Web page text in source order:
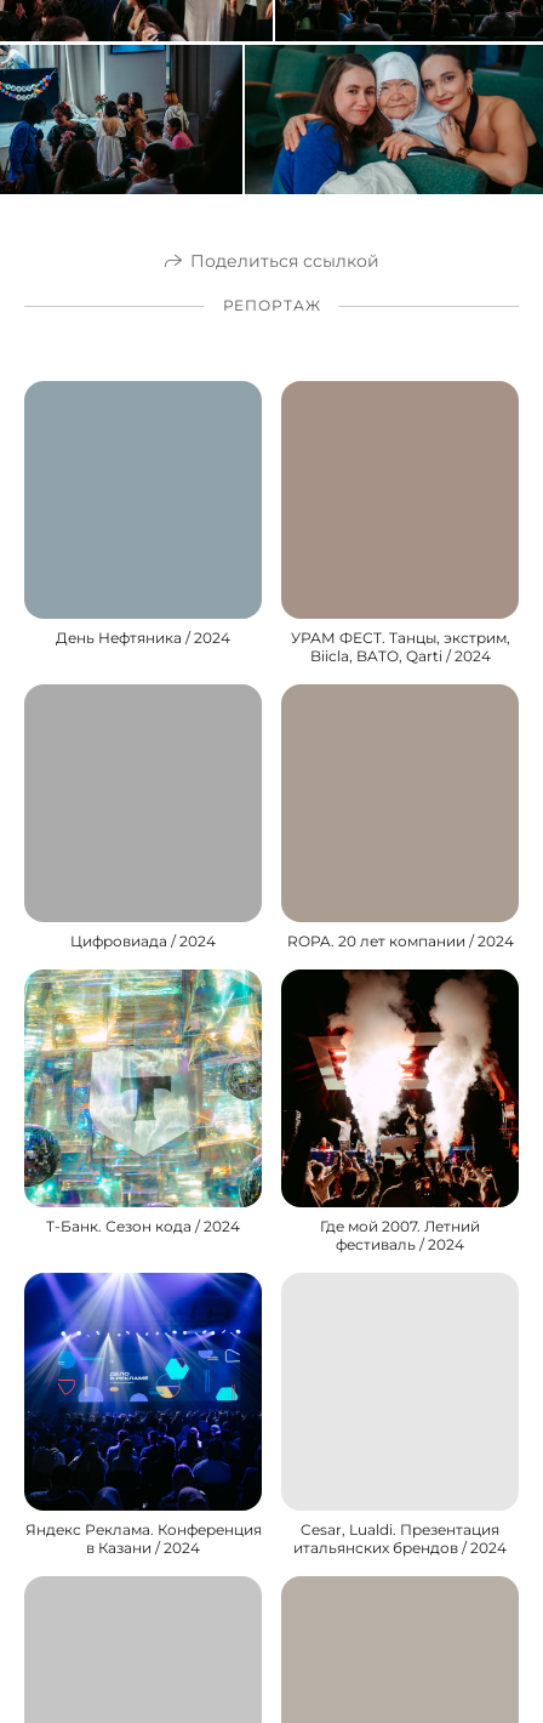
Поделиться ссылкой
РЕПОРТАЖ
День Нефтяника / 2024
УРАМ ФЕСТ. Танцы, экстрим,
Biicla, BATO, Qarti / 2024
Цифровиада / 2024 ROPA. 20 лет компании / 2024
Т-Банк. Сезон кода / 2024
Где мой 2007. Летний
фестиваль / 2024
Яндекс Реклама. Конференция
в Казани / 2024
Cesar, Lualdi. Презентация
итальянских брендов / 2024